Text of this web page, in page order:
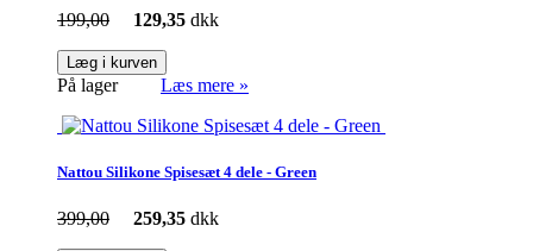
199,00 129,35 dkk
Læg i kurven
På lager Læs mere »
Nattou Silikone Spisesæt 4 dele - Green
399,00 259,35 dkk